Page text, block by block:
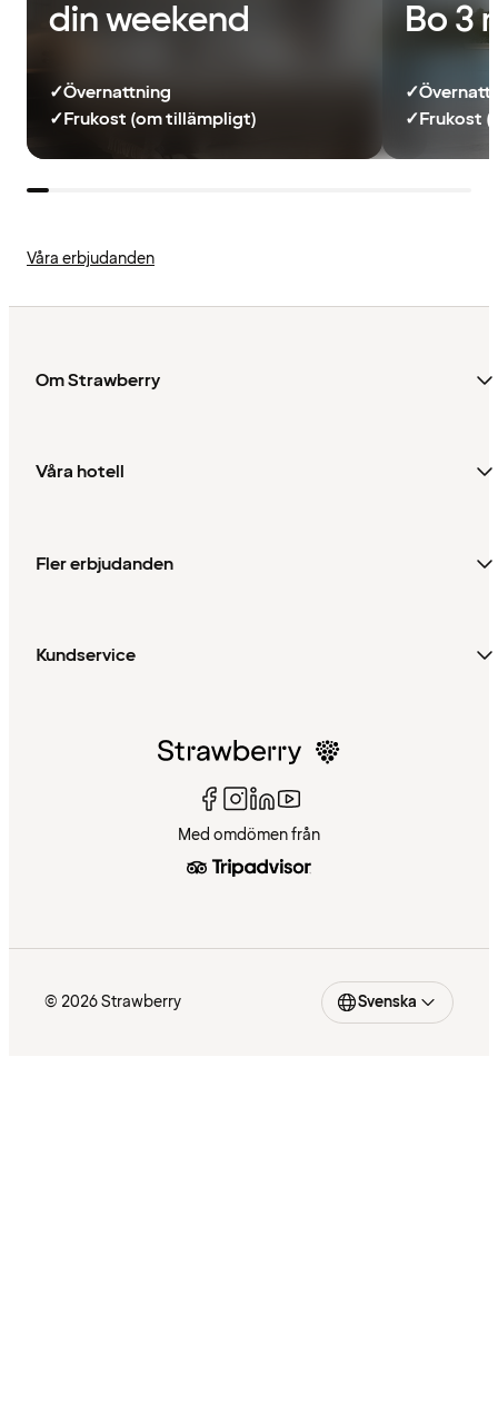
din weekend
✓Övernattning
✓Frukost (om tillämpligt)
Bo 3
✓
✓Frukost
Våra erbjudanden
Om Strawberry
Våra hotell
Fler erbjudanden
Kundservice
Med omdömen från
© 2026 Strawberry Svenska